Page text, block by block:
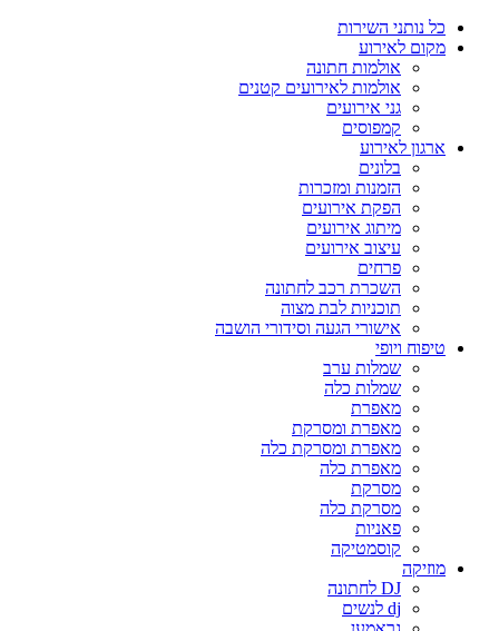
כל נותני השירות
מקום לאירוע
אולמות חתונה
אולמות לאירועים קטנים
גני אירועים
קמפוסים
ארגון לאירוע
בלונים
הזמנות ומזכרות
הפקת אירועים
מיתוג אירועים
עיצוב אירועים
פרחים
השכרת רכב לחתונה
תוכניות לבת מצוה
אישורי הגעה וסידורי הושבה
טיפוח ויופי
שמלות ערב
שמלות כלה
מאפרת
מאפרת ומסרקת
מאפרת ומסרקת כלה
מאפרת כלה
מסרקת
מסרקת כלה
פאניות
קוסמטיקה
מוזיקה
DJ לחתונה
dj לנשים